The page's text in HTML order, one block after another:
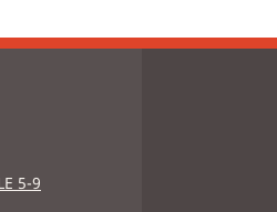
di
5-9